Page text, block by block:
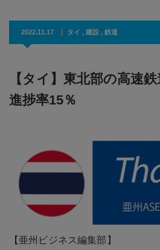
2022.11.17 タイ , 建設 , 鉄道
【タイ】東北部の高速鉄
進捗率15％
【亜州ビジネス編集部】